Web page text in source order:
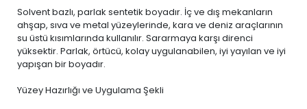
Solvent bazlı, parlak sentetik boyadır. İç ve dış mekanların
ahşap, sıva ve metal yüzeylerinde, kara ve deniz araçlarının
su üstü kısımlarında kullanılır. Sararmaya karşı direnci
yüksektir. Parlak, örtücü, kolay uygulanabilen, iyi yayılan ve iyi
yapışan bir boyadır.
Yüzey Hazırlığı ve Uygulama Şekli